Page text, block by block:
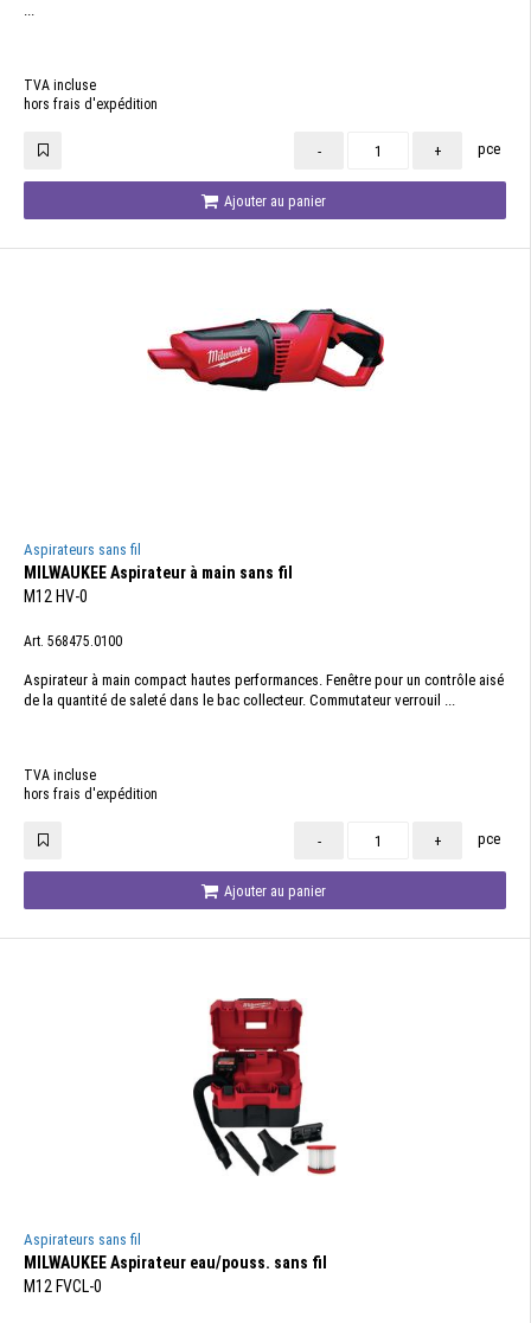
...
TVA incluse
hors frais d'expédition
- + pce
Ajouter au panier
Aspirateurs sans fil
MILWAUKEE Aspirateur à main sans fil
M12 HV-0
Art. 568475.0100
Aspirateur à main compact hautes performances. Fenêtre pour un contrôle aisé
de la quantité de saleté dans le bac collecteur. Commutateur verrouil ...
TVA incluse
hors frais d'expédition
- + pce
Ajouter au panier
Aspirateurs sans fil
MILWAUKEE Aspirateur eau/pouss. sans fil
M12 FVCL-0